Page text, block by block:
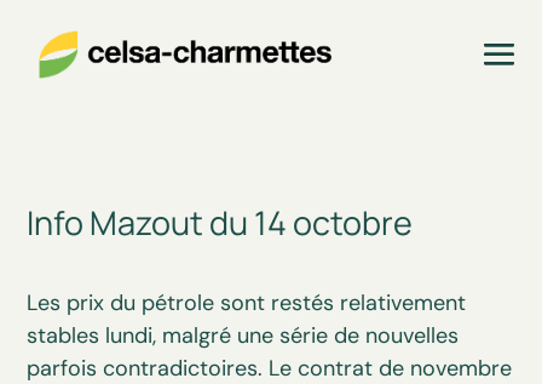
Info Mazout du 14 octobre
Les prix du pétrole sont restés relativement
stables lundi, malgré une série de nouvelles
parfois contradictoires. Le contrat de novembre